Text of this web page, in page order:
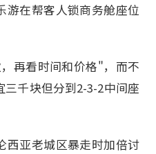
游在帮客人锁商务舱座位
再看时间和价格"，而不
千块但分到2-3-2中间座
西亚老城区暴走时加倍讨